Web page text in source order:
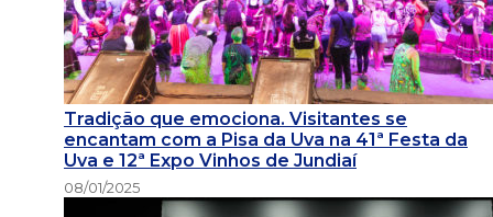
Tradição que emociona. Visitantes se
encantam com a Pisa da Uva na 41ª Festa da
Uva e 12ª Expo Vinhos de Jundiaí
08/01/2025